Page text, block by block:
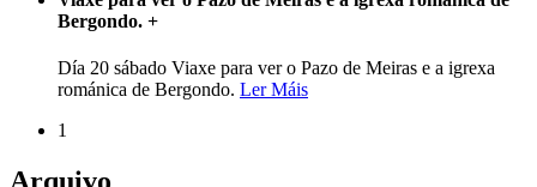
Bergondo. +
Día 20 sábado Viaxe para ver o Pazo de Meiras e a igrexa
románica de Bergondo. Ler Máis
1